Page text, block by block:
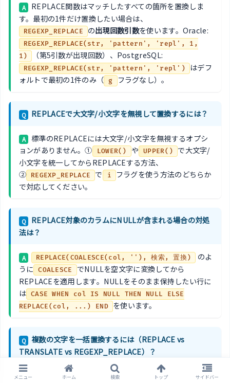
A
REPLACE関数はマッチしたすべての箇所を置換しま
す。最初の1件だけ置換したい場合は、
REGEXP_REPLACE の出現回数引数を使います。Oracle:
REGEXP_REPLACE(str, 'pattern', 'repl', 1,
1)
（第5引数が出現回数）、PostgreSQL:
REGEXP_REPLACE(str, 'pattern', 'repl')
はデフ
ォルトで最初の1件のみ（
g フラグなし）。
Q REPLACEで大文字/小文字を無視して置換するには？
A
標準のREPLACEには大文字/小文字を無視するオプシ
ョンがありません。①
LOWER() や UPPER()
で大文字/
小文字を統一してからREPLACEする方法、
②
REGEXP_REPLACE で i
フラグを使う方法のどちらか
で対応してください。
Q
REPLACE対象のカラムにNULLが含まれる場合の対処
法は？
A REPLACE(COALESCE(col, ''), 検索, 置換)
のよ
うに COALESCE
でNULLを空文字に変換してから
REPLACEを適用します。NULLをそのまま保持したい行に
は CASE WHEN col IS NULL THEN NULL ELSE
REPLACE(col, ...) END を使います。
Q
複数の文字を一括置換するには（REPLACE vs
TRANSLATE vs REGEXP_REPLACE）？
A ・ パターンが少なく固定（3個以下）
: REPLACE をネ
メニュー ホーム 検索 トップ サイドバー